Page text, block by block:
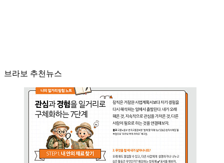
브라보 추천뉴스